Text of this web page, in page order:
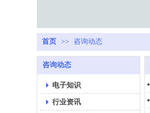
首页 >> 咨询动态
咨询动态
电子知识
行业资讯